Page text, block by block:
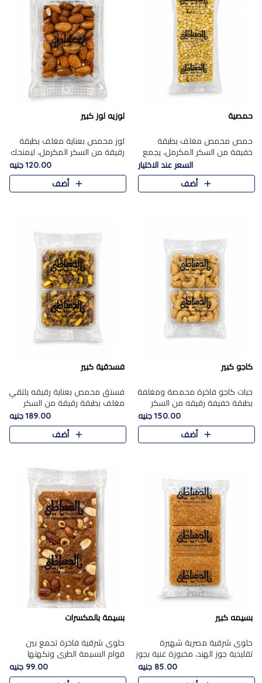
حمصية
حمص محمص مغلف بطبقة
خفيفة من السكر المكرمل، يجمع
بين القرمشة المميزة والطعم
الشرقي الأصيل في واحدة من أشهر
حلويات الموسم.
السعر عند الاختيار
أضف
لوزيه لوز كبير
لوز محمص بعناية مغلف بطبقة
رقيقة من السكر المكرمل، ليمنحك
قرمشة راقية ونكهة غنية تبرز
فخامة اللوز في كل قطعة.
120.00 جنيه
أضف
كاجو كبير
حبات كاجو فاخرة محمصة ومغلفة
بطبقة خفيفة رقيقه من السكر
المكرمل، تجمع بين توازن النعومة
زبدية غنية فاخرة والقرمشة
المرضية في حلوى شرقية بطاب..
150.00 جنيه
أضف
فسدقية كبير
فستق محمص بعناية رقيقه يلتقي
مغلف بطبقة رقيقة من السكر
المكرمل، ليقدم مذاقًا فاخرًا حلوي
شرقية فاخرة ونكهة غنية ناتي تميز
كل قطعة و قوام هش
189.00 جنيه
أضف
بسيمه كبير
حلوى شرقية مصرية شهيرة
تقليدية جوز الهند، مخبوزة غنية بجوز
الهند، بلمسه ذهبية وتتميز بقوامها
المرمل وطعمها اللذيذ الذي يشبه
85.00 جنيه
بسيمة بالمكسرات
حلوى شرقية فاخرة تجمع بين
قوام البسيمة الطري ونكهتها
الغنية، مزينة بتشكيلة مختارة من
اللوز والبندق والمكسرات الفاخرة.
99.00 جنيه